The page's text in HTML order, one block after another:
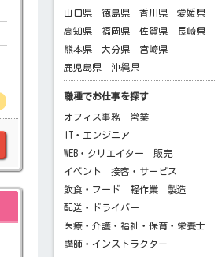
山口県
徳島県 香川県
愛媛県
高知県
福岡県 佐賀県
長崎県
熊本県
大分県
宮崎県
鹿児島県
沖縄県
職種でお仕事を探す
オフィス事務
営業
IT・エンジニア
WEB・クリエイター
販売
イベント
接客・サービス
飲食・フード
軽作業
製造
配送・ドライバー
医療・介護・福祉・保育・栄養士
講師・インストラクター